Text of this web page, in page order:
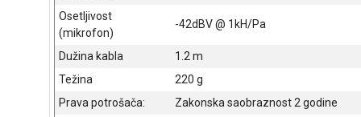
Osetljivost
(mikrofon)
-42dBV @ 1kH/Pa
Dužina kabla
1.2 m
Težina
220 g
Prava potrošača:
Zakonska saobraznost 2 godine